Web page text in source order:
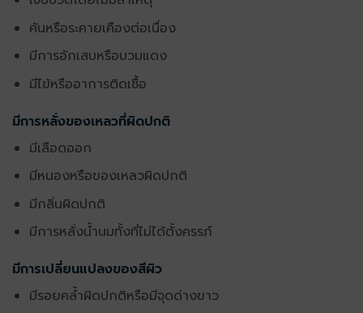
คันหรือระคายเคืองต่อเนื่อง
มีการอักเสบหรือบวมแดง
มีไข้หรืออาการติดเชื้อ
มีการหลั่งของเหลวที่ผิดปกติ
มีเลือดออก
มีหนองหรือของเหลวผิดปกติ
มีกลิ่นผิดปกติ
มีการหลั่งน้ำนมทั้งที่ไม่ได้ตั้งครรภ์
มีการเปลี่ยนแปลงของสีผิว
มีรอยคล้ำผิดปกติหรือมีจุดด่างขาว